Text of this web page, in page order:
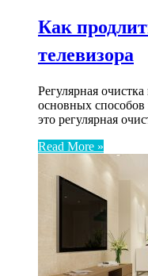
Как
телевизора
Регулярная
основных способов
это регулярная
Read More »